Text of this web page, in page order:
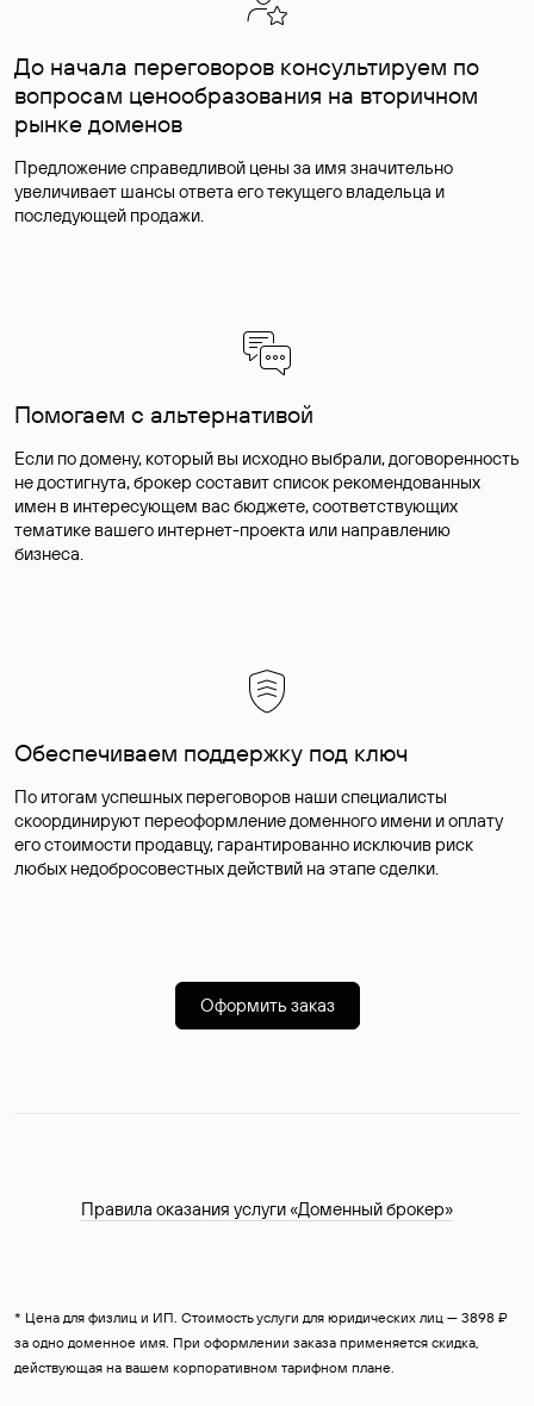
До начала переговоров консультируем по
вопросам ценообразования на вторичном
рынке доменов
Предложение справедливой цены за имя значительно
увеличивает шансы ответа его текущего владельца и
последующей продажи.
Помогаем с альтернативой
Если по домену, который вы исходно выбрали, договоренность
не достигнута, брокер составит список рекомендованных
имен в интересующем вас бюджете, соответствующих
тематике вашего интернет-проекта или направлению
бизнеса.
Обеспечиваем поддержку под ключ
По итогам успешных переговоров наши специалисты
скоординируют переоформление доменного имени и оплату
его стоимости продавцу, гарантированно исключив риск
любых недобросовестных действий на этапе сделки.
Оформить заказ
Правила оказания услуги «Доменный брокер»
* Цена для физлиц и ИП. Стоимость услуги для юридических лиц — 3898 ₽
за одно доменное имя. При оформлении заказа применяется скидка,
действующая на вашем корпоративном тарифном плане.